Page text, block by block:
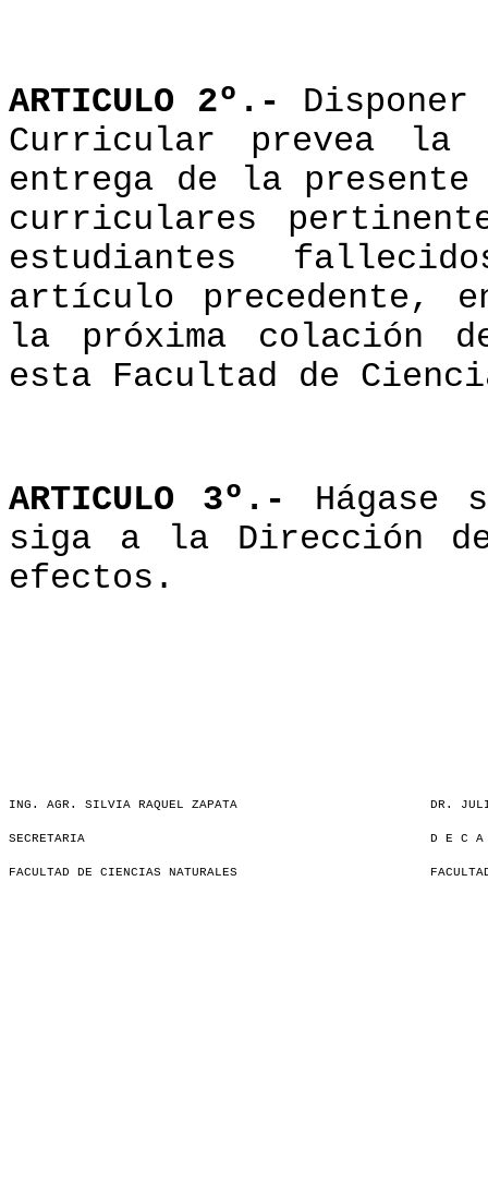
ARTICULO 2º.-
Curricular prevea
entrega de la
curriculares
estudiantes
artículo precedente,
la próxima colación
esta Facultad de
ARTICULO 3º.- Hágase
siga a la Dirección
efectos.
ING. AGR. SILVIA RAQUEL ZAPATA
SECRETARIA
FACULTAD DE CIENCIAS NATURALES
DR.
D E C A